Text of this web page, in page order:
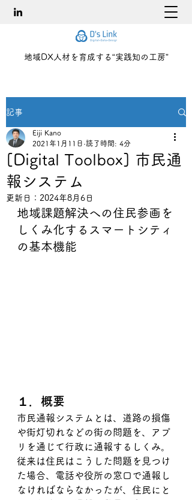
地域DX人材を育成する“実践知の工房”
記事
[Digital Toolbox] 市民通
報システム
Eiji Kano
2021年1月11日 読了時間: 4分
更新日： 2024年8月6日
地域課題解決への住民参画を
しくみ化するスマートシティ
の基本機能
１．概要
市民通報システムとは、道路の損傷
や街灯切れなどの街の問題を、アプ
リを通じて行政に通報するしくみ。
従来は住民はこうした問題を見つけ
た場合、電話や役所の窓口で通報し
なければならなかったが、住民にと